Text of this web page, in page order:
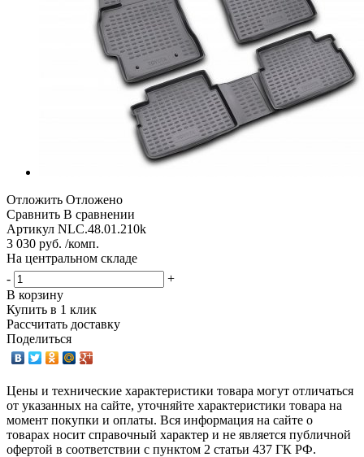
Отложить Отложено
Сравнить В сравнении
Артикул NLC.48.01.210k
3 030 руб. /комп.
На центральном складе
-
+
В корзину
Купить в 1 клик
Рассчитать доставку
Поделиться
Цены и технические характеристики товара могут отличаться
от указанных на сайте, уточняйте характеристики товара на
момент покупки и оплаты. Вся информация на сайте о
товарах носит справочный характер и не является публичной
офертой в соответствии с пунктом 2 статьи 437 ГК РФ.